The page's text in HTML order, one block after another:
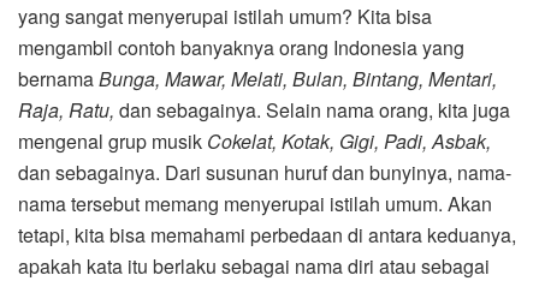
yang sangat menyerupai istilah umum? Kita bisa
mengambil contoh banyaknya orang Indonesia yang
bernamaBunga, Mawar, Melati, Bulan, Bintang, Mentari,
Raja, Ratu, dan sebagainya. Selain nama orang, kita juga
mengenal grup musik Cokelat, Kotak, Gigi, Padi, Asbak,
dan sebagainya. Dari susunan huruf dan bunyinya, nama-
nama tersebut memang menyerupai istilah umum. Akan
tetapi, kita bisa memahami perbedaan di antara keduanya,
apakah kata itu berlaku sebagai nama diri atau sebagai